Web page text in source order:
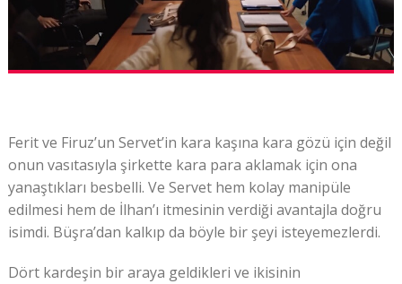
Ferit ve Firuz’un Servet’in kara kaşına kara gözü için değil
onun vasıtasıyla şirkette kara para aklamak için ona
yanaştıkları besbelli. Ve Servet hem kolay manipüle
edilmesi hem de İlhan’ı itmesinin verdiği avantajla doğru
isimdi. Büşra’dan kalkıp da böyle bir şeyi isteyemezlerdi.
Dört kardeşin bir araya geldikleri ve ikisinin